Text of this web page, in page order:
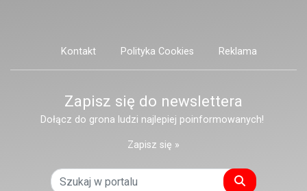
Kontakt Polityka Cookies Reklama
Zapisz się do newslettera
Dołącz do grona ludzi najlepiej poinformowanych!
Zapisz się »